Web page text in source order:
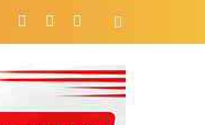
Facebook
X
Instagram